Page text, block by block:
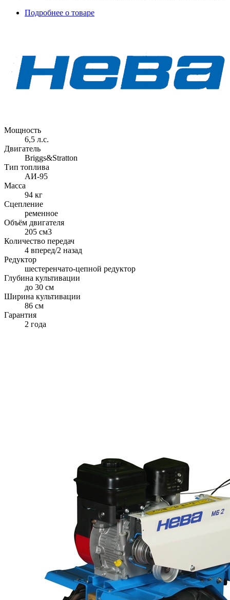
Подробнее о товаре
Мощность
6,5 л.с.
Двигатель
Briggs&Stratton
Тип топлива
АИ-95
Масса
94 кг
Сцепление
ременное
Объём двигателя
205 см3
Количество передач
4 вперед/2 назад
Редуктор
шестеренчато-цепной редуктор
Глубина культивации
до 30 см
Ширина культивации
86 см
Гарантия
2 года